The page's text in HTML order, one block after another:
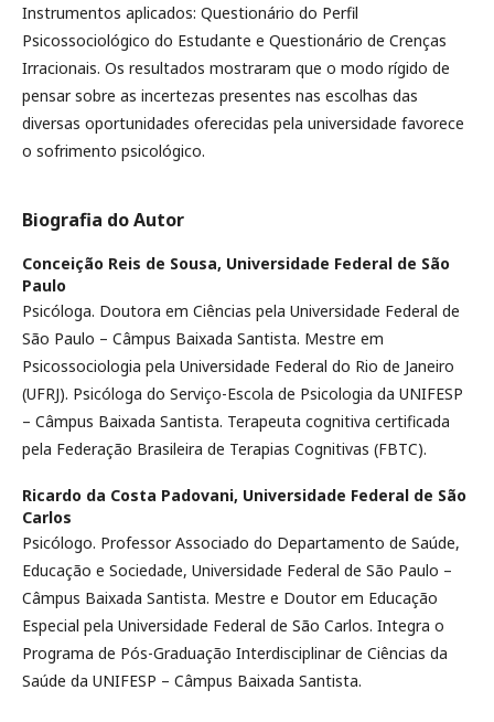
Instrumentos aplicados: Questionário do Perfil
Psicossociológico do Estudante e Questionário de Crenças
Irracionais. Os resultados mostraram que o modo rígido de
pensar sobre as incertezas presentes nas escolhas das
diversas oportunidades oferecidas pela universidade favorece
o sofrimento psicológico.
Biografia do Autor
Conceição Reis de Sousa, Universidade Federal de São
Paulo
Psicóloga. Doutora em Ciências pela Universidade Federal de
São Paulo – Câmpus Baixada Santista. Mestre em
Psicossociologia pela Universidade Federal do Rio de Janeiro
(UFRJ). Psicóloga do Serviço-Escola de Psicologia da UNIFESP
– Câmpus Baixada Santista. Terapeuta cognitiva certificada
pela Federação Brasileira de Terapias Cognitivas (FBTC).
Ricardo da Costa Padovani, Universidade Federal de São
Carlos
Psicólogo. Professor Associado do Departamento de Saúde,
Educação e Sociedade, Universidade Federal de São Paulo –
Câmpus Baixada Santista. Mestre e Doutor em Educação
Especial pela Universidade Federal de São Carlos. Integra o
Programa de Pós-Graduação Interdisciplinar de Ciências da
Saúde da UNIFESP – Câmpus Baixada Santista.